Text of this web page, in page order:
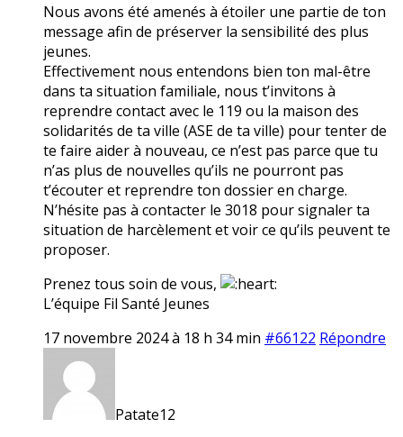
Nous avons été amenés à étoiler une partie de ton
message afin de préserver la sensibilité des plus
jeunes.
Effectivement nous entendons bien ton mal-être
dans ta situation familiale, nous t’invitons à
reprendre contact avec le 119 ou la maison des
solidarités de ta ville (ASE de ta ville) pour tenter de
te faire aider à nouveau, ce n’est pas parce que tu
n’as plus de nouvelles qu’ils ne pourront pas
t’écouter et reprendre ton dossier en charge.
N’hésite pas à contacter le 3018 pour signaler ta
situation de harcèlement et voir ce qu’ils peuvent te
proposer.
Prenez tous soin de vous,
L’équipe Fil Santé Jeunes
17 novembre 2024 à 18 h 34 min #66122 Répondre
Patate12